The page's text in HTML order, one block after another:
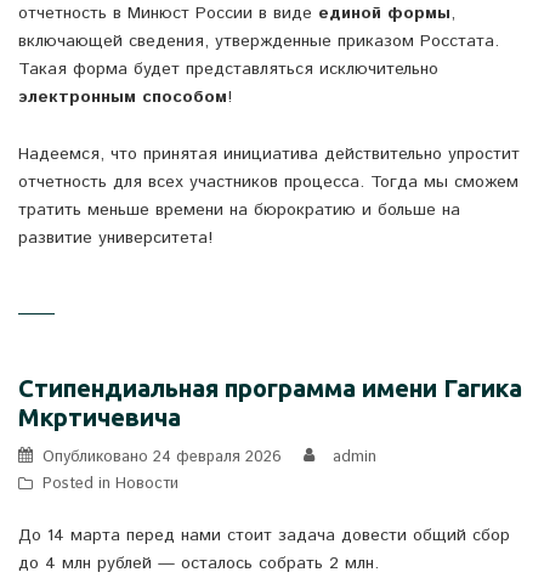
отчетность в Минюст России в виде единой формы,
включающей сведения, утвержденные приказом Росстата.
Такая форма будет представляться исключительно
электронным способом!
Надеемся, что принятая инициатива действительно упростит
отчетность для всех участников процесса. Тогда мы сможем
тратить меньше времени на бюрократию и больше на
развитие университета!
Стипендиальная программа имени Гагика
Мкртичевича
Опубликовано 24 февраля 2026
admin
Posted in Новости
До 14 марта перед нами стоит задача довести общий сбор
до 4 млн рублей — осталось собрать 2 млн.